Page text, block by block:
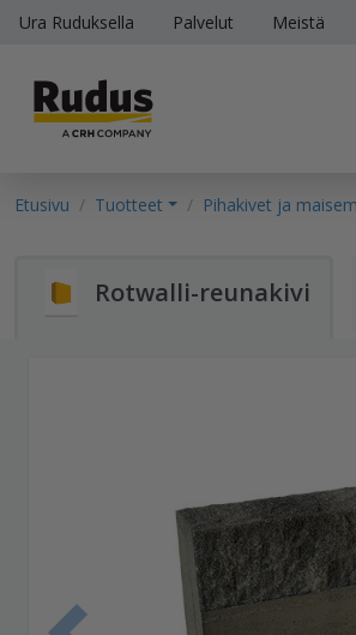
Ura Ruduksella Palvelut Meistä
Etusivu Tuotteet Pihakivet ja
Rotwalli-reunakivi